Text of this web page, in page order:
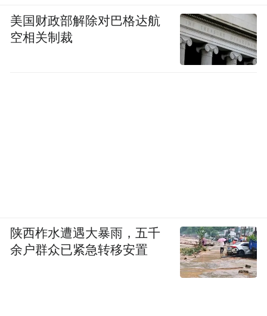
美国财政部解除对巴格达航
空相关制裁
陕西柞水遭遇大暴雨，五千
余户群众已紧急转移安置